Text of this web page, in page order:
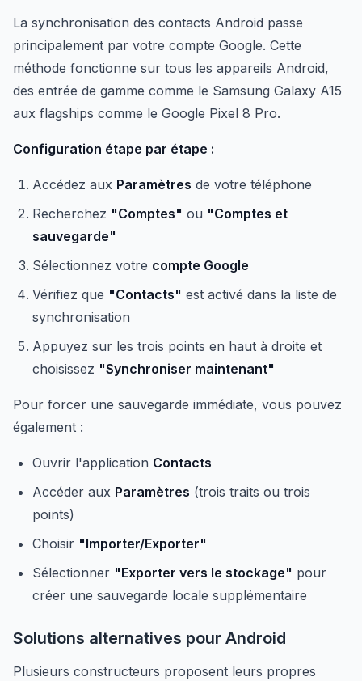
La synchronisation des contacts Android passe
principalement par votre compte Google. Cette
méthode fonctionne sur tous les appareils Android,
des entrée de gamme comme le Samsung Galaxy A15
aux flagships comme le Google Pixel 8 Pro.
Configuration étape par étape :
Accédez aux Paramètres de votre téléphone
Recherchez "Comptes" ou "Comptes et
sauvegarde"
Sélectionnez votre compte Google
Vérifiez que "Contacts" est activé dans la liste de
synchronisation
Appuyez sur les trois points en haut à droite et
choisissez "Synchroniser maintenant"
Pour forcer une sauvegarde immédiate, vous pouvez
également :
Ouvrir l'application Contacts
Accéder aux Paramètres (trois traits ou trois
points)
Choisir "Importer/Exporter"
Sélectionner "Exporter vers le stockage" pour
créer une sauvegarde locale supplémentaire
Solutions alternatives pour Android
Plusieurs constructeurs proposent leurs propres